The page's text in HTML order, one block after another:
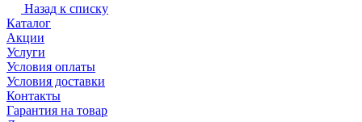
Назад к списку
Каталог
Акции
Услуги
Условия оплаты
Условия доставки
Контакты
Гарантия на товар